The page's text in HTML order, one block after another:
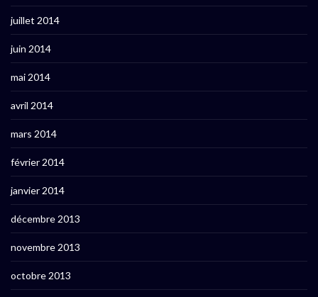
juillet 2014
juin 2014
mai 2014
avril 2014
mars 2014
février 2014
janvier 2014
décembre 2013
novembre 2013
octobre 2013